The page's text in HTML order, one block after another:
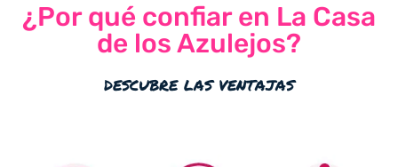
¿Por qué confiar en La Casa
de los Azulejos?
descubre las ventajas